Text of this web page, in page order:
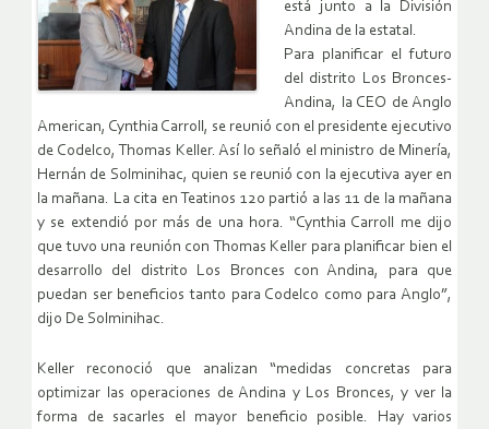
está junto a la División
Andina de la estatal.
Para planificar el futuro
del distrito Los Bronces-
Andina, la CEO de Anglo
American, Cynthia Carroll, se reunió con el presidente ejecutivo
de Codelco, Thomas Keller. Así lo señaló el ministro de Minería,
Hernán de Solminihac, quien se reunió con la ejecutiva ayer en
la mañana. La cita en Teatinos 120 partió a las 11 de la mañana
y se extendió por más de una hora. “Cynthia Carroll me dijo
que tuvo una reunión con Thomas Keller para planificar bien el
desarrollo del distrito Los Bronces con Andina, para que
puedan ser beneficios tanto para Codelco como para Anglo”,
dijo De Solminihac.
Keller reconoció que analizan “medidas concretas para
optimizar las operaciones de Andina y Los Bronces, y ver la
forma de sacarles el mayor beneficio posible. Hay varios